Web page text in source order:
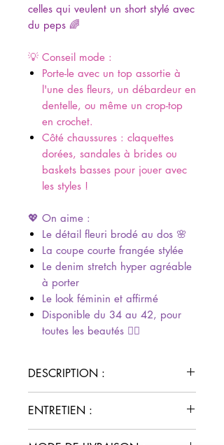
celles qui veulent un short stylé avec
du peps 🌈
💡 Conseil mode :
Porte-le avec un top assortie à
l'une des fleurs, un débardeur en
dentelle, ou même un crop-top
en crochet.
Côté chaussures : claquettes
dorées, sandales à brides ou
baskets basses pour jouer avec
les styles !
💖 On aime :
Le détail fleuri brodé au dos 🌸
La coupe courte frangée stylée
Le denim stretch hyper agréable
à porter
Le look féminin et affirmé
Disponible du 34 au 42, pour
toutes les beautés 💁‍♀️
DESCRIPTION :
Détails fleuris brodés à la taille
dos
ENTRETIEN :